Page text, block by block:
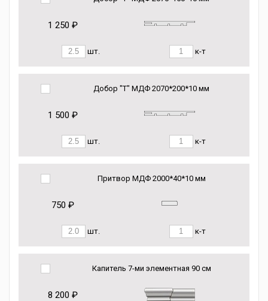
1 250 ₽
шт. к-т
Добор "Т" МДФ 2070*200*10 мм
1 500 ₽
шт. к-т
Притвор МДФ 2000*40*10 мм
750 ₽
шт. к-т
Капитель 7-ми элементная 90 см
8 200 ₽